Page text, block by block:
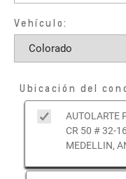
Vehículo:
Ubicación del
AUTOLARTE
CR 50 # 32-
MEDELLIN,